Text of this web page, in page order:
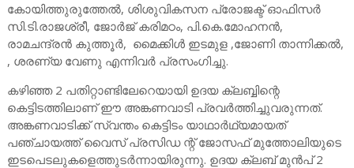
കോയിത്തുരുത്തേൽ, ശിശുവികസന പ്രോജക്ട് ഓഫിസർ
സി.ടി.രാജശ്രീ, ജോർജ് കരിമഠം, പി.കെ.മോഹനൻ,
രാമചന്ദ്രൻ കുത്തൂർ, മൈക്കിൾ ഇടമുള ,ജോണി താന്നിക്കൽ,
, ശരണ്യ വേണു എന്നിവർ പ്രസംഗിച്ചു.
കഴിഞ്ഞ 2 പതിറ്റാണ്ടിലേറെയായി ഉദയ ക്ലബ്ബിന്റെ
കെട്ടിടത്തിലാണ് ഈ അങ്കണവാടി പ്രവർത്തിച്ചുവരുന്നത്.
അങ്കണവാടിക്ക് സ്വന്തം കെട്ടിടം യാഥാർഥ്യമായത്
പഞ്ചായത്ത് വൈസ് പ്രസിഡ ന്റ് ജോസഫ് മുത്തോലിയുടെ
ഇടപെടലുകളെത്തുടർന്നായിരുന്നു. ഉദയ ക്ലബ് മുൻപ് 2